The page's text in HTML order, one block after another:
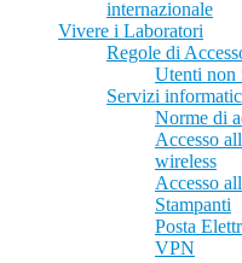
internazionale
Vivere i Laboratori
Regole di
Utenti non
Servizi
Norme di
Accesso
wireless
Accesso
Stampanti
Posta
VPN